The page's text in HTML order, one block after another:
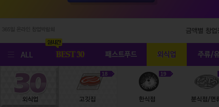
18 19